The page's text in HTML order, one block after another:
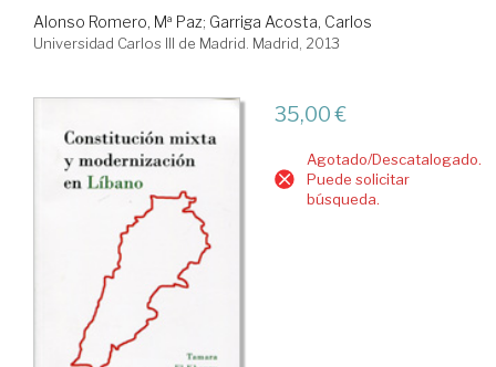
Alonso Romero, Mª Paz; Garriga Acosta, Carlos
Universidad Carlos III de Madrid. Madrid, 2013
35,00 €
Agotado/Descatalogado.
Puede solicitar
búsqueda.